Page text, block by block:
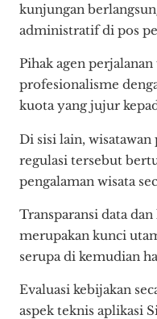
kunjungan
administratif di pos
Pihak agen
profesionalisme
kuota yang jujur
Di sisi lain,
regulasi tersebut
pengalaman wisata
Transparansi data
merupakan kunci
serupa di kemudian
Evaluasi kebijakan
aspek teknis aplikasi